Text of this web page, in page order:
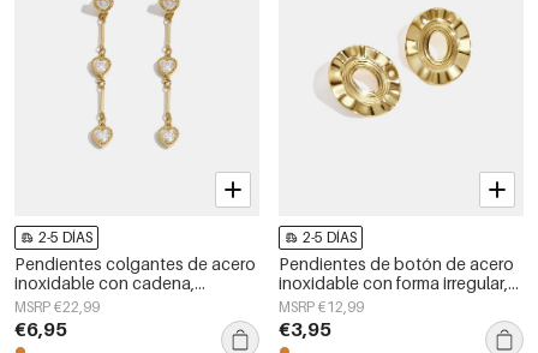
2-5 DÍAS
Pendientes colgantes de acero
inoxidable con cadena,
elegantes, ideales para
reuniones o fiestas. Colección
de lujo para mujer.
MSRP €22,99
€6,95
2-5 DÍAS
Pendientes de botón de acero
inoxidable con forma irregular,
sencillos, de la serie Daily
Simple, joyería para mujer.
MSRP €12,99
€3,95